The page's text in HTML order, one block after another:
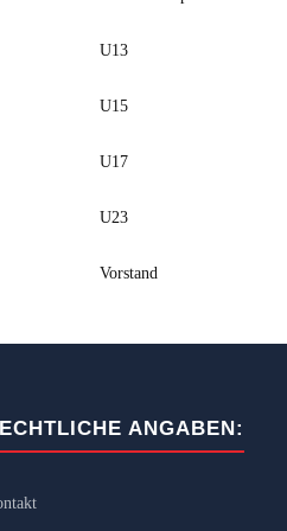
U13
U15
U17
U23
Vorstand
ANGABEN: